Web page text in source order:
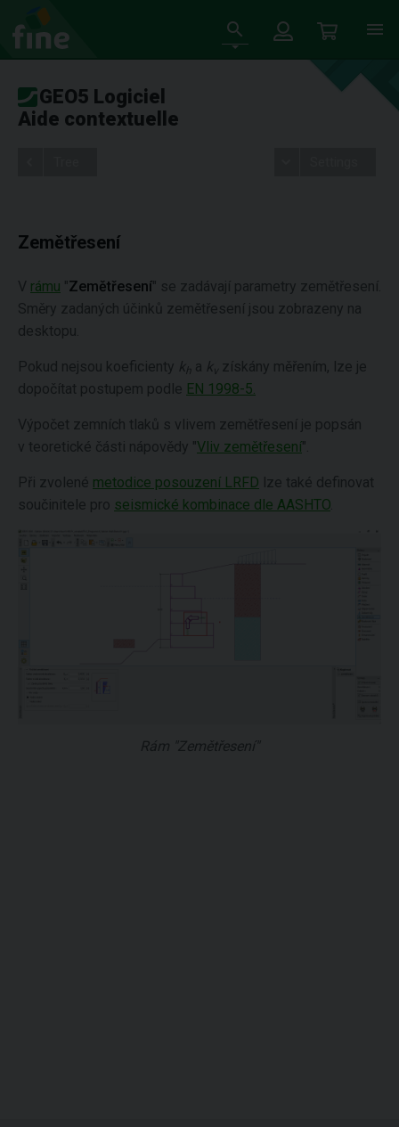
GEO5 Logiciel
Aide contextuelle
Zemětřesení
V rámu "Zemětřesení" se zadávají parametry zemětřesení.
Směry zadaných účinků zemětřesení jsou zobrazeny na
desktopu.
Pokud nejsou koeficienty kh a k v získány měřením, lze je
dopočítat postupem podle EN 1998-5.
Výpočet zemních tlaků s vlivem zemětřesení je popsán
v teoretické části nápovědy "Vliv zemětřesení".
Při zvolené metodice posouzení LRFD lze také definovat
součinitele pro seismické kombinace dle AASHTO
Rám "Zemětřesení"